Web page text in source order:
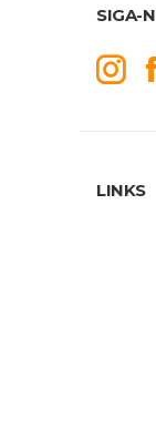
SIGA-
LINKS